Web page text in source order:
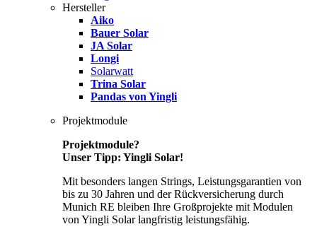
Hersteller
Aiko
Bauer Solar
JA Solar
Longi
Solarwatt
Trina Solar
Pandas von Yingli
Projektmodule
Projektmodule?
Unser Tipp: Yingli Solar!
Mit besonders langen Strings, Leistungsgarantien von
bis zu 30 Jahren und der Rückversicherung durch
Munich RE bleiben Ihre Großprojekte mit Modulen
von Yingli Solar langfristig leistungsfähig.